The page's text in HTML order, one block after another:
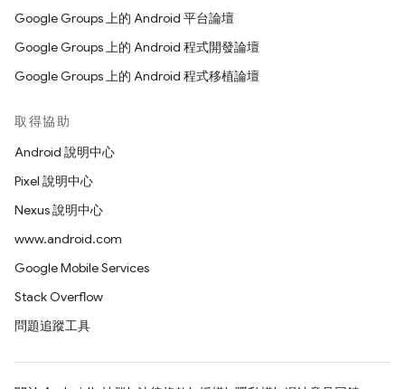
Google Groups 上的 Android 平台論壇
Google Groups 上的 Android 程式開發論壇
Google Groups 上的 Android 程式移植論壇
取得協助
Android 說明中心
Pixel 說明中心
Nexus 說明中心
www.android.com
Google Mobile Services
Stack Overflow
問題追蹤工具